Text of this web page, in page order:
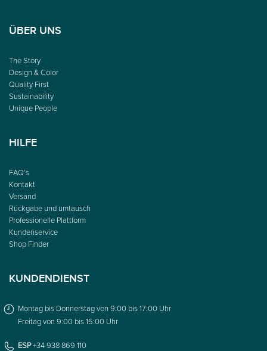
ÜBER UNS
The Story
Design & Color
Quality First
Sustainability
Unique People
HILFE
FAQ’s
Kontakt
Versand
Rückgabe und umtausch
Professionelle Plattform
Kundenservice
Shop Finder
KUNDENDIENST
Montag bis Donnerstag von 9:00 bis 17:00 Uhr
Freitag von 9:00 bis 15:00 Uhr
ESP+34 938 869 110